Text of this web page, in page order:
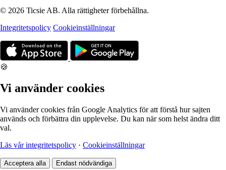
© 2026 Ticsie AB. Alla rättigheter förbehållna.
Integritetspolicy Cookieinställningar
🍪
Vi använder cookies
Vi använder cookies från Google Analytics för att förstå hur sajten
används och förbättra din upplevelse. Du kan när som helst ändra ditt
val.
Läs vår integritetspolicy · Cookieinställningar
Acceptera alla Endast nödvändiga